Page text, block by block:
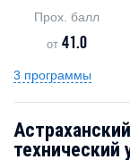
Прох. балл
от41.0
3 программы
технический